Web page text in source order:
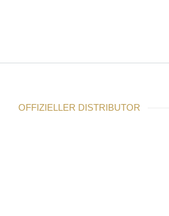
OFFIZIELLER DISTRIBUTOR